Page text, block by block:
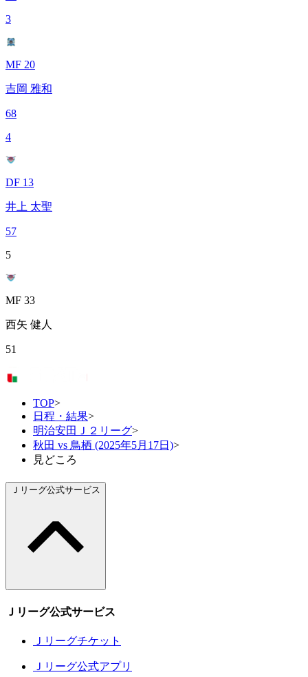
3
MF 20
吉岡 雅和
68
4
DF 13
井上 太聖
57
5
MF 33
西矢 健人
51
TOP>
日程・結果>
明治安田Ｊ２リーグ>
秋田 vs 鳥栖 (2025年5月17日)>
見どころ
Ｊリーグ公式サービス
Ｊリーグ公式サービス
Ｊリーグチケット
Ｊリーグ公式アプリ